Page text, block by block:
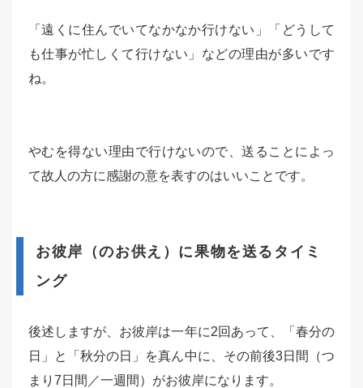
「遠くに住んでいてなかなか行けない」「どうして
も仕事が忙しくて行けない」などの理由が多いです
ね。
やむを得ない理由で行けないので、送ることによっ
て故人の方に感謝の意を表すのはいいことです。
お彼岸（のお供え）に果物を送るタイミ
ング
後述しますが、お彼岸は一年に2回あって、「春分の
日」と「秋分の日」を真ん中に、その前後3日間（つ
まり7日間／一週間）がお彼岸になります。